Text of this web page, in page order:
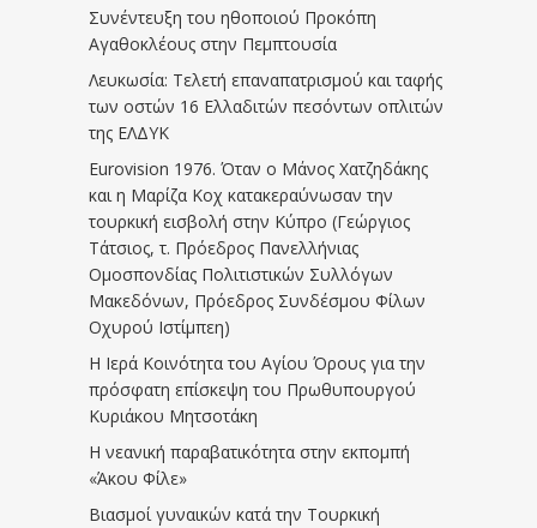
Συνέντευξη του ηθοποιού Προκόπη
Αγαθοκλέους στην Πεμπτουσία
Λευκωσία: Τελετή επαναπατρισμού και ταφής
των οστών 16 Ελλαδιτών πεσόντων οπλιτών
της ΕΛΔΥΚ
Eurovision 1976. Όταν ο Μάνος Χατζηδάκης
και η Μαρίζα Κοχ κατακεραύνωσαν την
τουρκική εισβολή στην Κύπρο (Γεώργιος
Τάτσιος, τ. Πρόεδρος Πανελλήνιας
Ομοσπονδίας Πολιτιστικών Συλλόγων
Μακεδόνων, Πρόεδρος Συνδέσμου Φίλων
Οχυρού Ιστίμπεη)
Η Ιερά Κοινότητα του Αγίου Όρους για την
πρόσφατη επίσκεψη του Πρωθυπουργού
Κυριάκου Μητσοτάκη
Η νεανική παραβατικότητα στην εκπομπή
«Άκου Φίλε»
Βιασμοί γυναικών κατά την Τουρκική